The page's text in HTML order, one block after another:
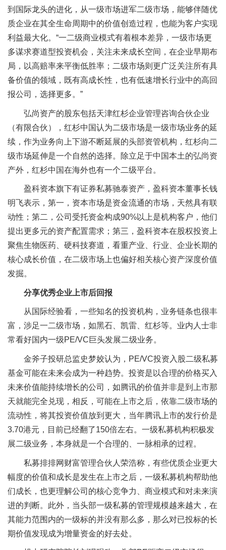
到国际龙头的进化，从一级市场进军二级市场，能够伴随优
质企业在其全生命周期中的价值创造过程，也能为客户实现
利益最大化。“一二级商业模式有着根本差异，一级市场更
多谋求赛道型投资机会，关注未来成长空间，在企业早期布
局，以高赔率来平衡低胜率；二级市场则更广泛关注所有具
备价值的领域，既有高成长性，也有低速增长行业中的高回
报公司，选择更多。”
弘尚资产的股东包括天津红杉企业管理咨询合伙企业
（有限合伙），红杉中国认为二级市场是一级市场业务的延
续，作为业务向上下游不断延展的头部资管机构，红杉向二
级市场延伸是一个自然的选择。除立足于中国本土的弘尚资
产外，红杉中国在海外也有一个二级平台。
盈科资本旗下有证券私募驰泰资产，盈科资本董事长钱
明飞表示，第一，资本市场是资金流通的市场，天然具有联
动性；第二，公司受托资金构成90%以上是机构客户，他们
提出更多元的资产配置需求；第三，盈科资本在股权投资上
聚焦生物医药、硬科技赛道，看重产业、行业、企业长期的
核心成长价值，在二级市场上也偏好相关核心资产深度价值
发掘。
分享优秀企业上市后回报
从国际经验看，一些知名的投资机构，业务链条也很丰
富，涉足一二级市场，如黑石、凯雷、红杉等。业内人士非
常看好国内一级PE/VC巨头发展二级业务。
金斧子投研总监史梦姣认为，PE/VC投资入股二级私募
基金可能在未来会成为一种趋势。投资是以合理的价格买入
未来价值能持续增长的公司，如腾讯的价值并非是到上市那
天就能完全兑现，相反，可能在上市之后，依靠二级市场的
流动性，将其投资价值放到更大，当年腾讯上市的发行价是
3.70港元，目前已经翻了150倍左右。一级私募机构积极发
展二级业务，本身就是一个合理的、一脉相承的过程。
私募排排网财富管理合伙人荣浩称，有些优质企业更大
幅度的价值和成长是发生在上市之后，一级私募机构帮助他
们成长，也更理解公司的核心竞争力、商业模式和对未来演
进的判断。此外，当头部一级私募的管理规模越来越大，在
其能力范围内的一级标的并没有那么多，那么对已投标的长
期价值发现成为增量资金的好去处。